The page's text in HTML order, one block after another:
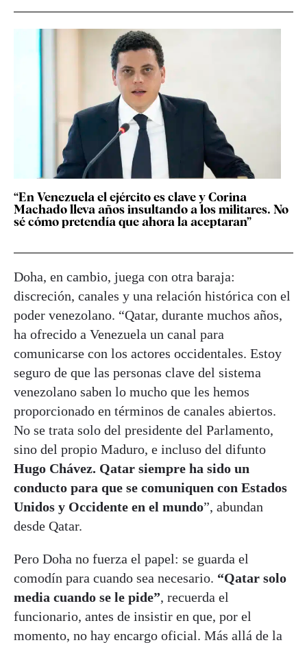
“En Venezuela el ejército es clave y Corina
Machado lleva años insultando a los militares. No
sé cómo pretendía que ahora la aceptaran”
Doha, en cambio, juega con otra baraja:
discreción, canales y una relación histórica con el
poder venezolano. “Qatar, durante muchos años,
ha ofrecido a Venezuela un canal para
comunicarse con los actores occidentales. Estoy
seguro de que las personas clave del sistema
venezolano saben lo mucho que les hemos
proporcionado en términos de canales abiertos.
No se trata solo del presidente del Parlamento,
sino del propio Maduro, e incluso del difunto
Hugo Chávez. Qatar siempre ha sido un
conducto para que se comuniquen con Estados
Unidos y Occidente en el mundo”, abundan
desde Qatar.
Pero Doha no fuerza el papel: se guarda el
comodín para cuando sea necesario. “Qatar solo
media cuando se le pide”, recuerda el
funcionario, antes de insistir en que, por el
momento, no hay encargo oficial. Más allá de la